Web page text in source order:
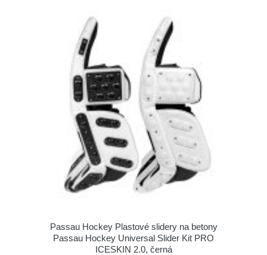
Passau Hockey Plastové slidery na betony
Passau Hockey Universal Slider Kit PRO
ICESKIN 2.0, černá